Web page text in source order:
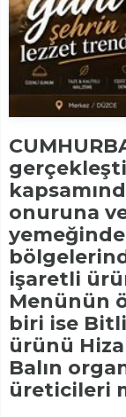
onuruna
işaretli
Menünün
biri ise
ürünü
Balın
üreticileri